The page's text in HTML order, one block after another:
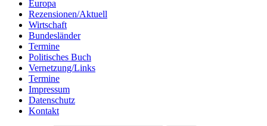
Europa
Rezensionen/Aktuell
Wirtschaft
Bundesländer
Termine
Politisches Buch
Vernetzung/Links
Termine
Impressum
Datenschutz
Kontakt